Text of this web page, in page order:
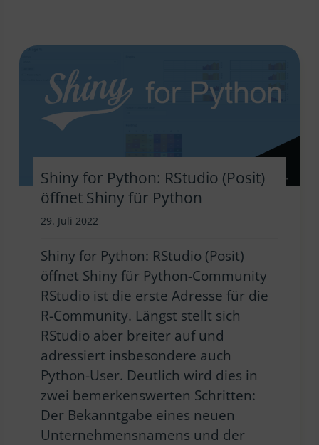
Shiny for Python: RStudio (Posit)
öffnet Shiny für Python
29. Juli 2022
Shiny for Python: RStudio (Posit)
öffnet Shiny für Python-Community
RStudio ist die erste Adresse für die
R-Community. Längst stellt sich
RStudio aber breiter auf und
adressiert insbesondere auch
Python-User. Deutlich wird dies in
zwei bemerkenswerten Schritten:
Der Bekanntgabe eines neuen
Unternehmensnamens und der